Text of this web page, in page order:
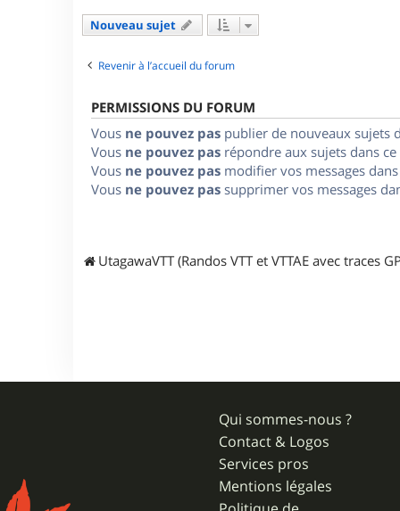
Nouveau sujet
Revenir à l’accueil du forum
PERMISSIONS DU FORUM
Vous ne pouvez pas publier de nouveaux sujets
Vous ne pouvez pas répondre aux sujets dans
Vous ne pouvez pas modifier vos messages
Vous ne pouvez pas supprimer vos messages
UtagawaVTT (Randos VTT et VTTAE avec traces
Qui sommes-nous ?
Contact & Logos
Services pros
Mentions légales